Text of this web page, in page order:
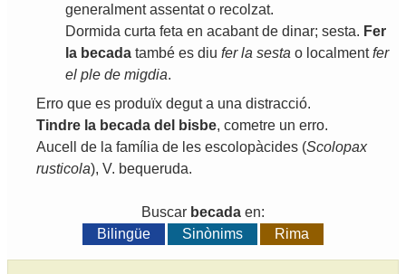
generalment assentat o recolzat.
Dormida curta feta en acabant de dinar; sesta. Fer
la becada també es diu fer la sesta o localment fer
el ple de migdia.
Erro que es produïx degut a una distracció.
Tindre la becada del bisbe, cometre un erro.
Aucell
de la família de les escolopàcides (Scolopax
rusticola), V. bequeruda.
Buscar becada en:
Bilingüe
Sinònims Rima